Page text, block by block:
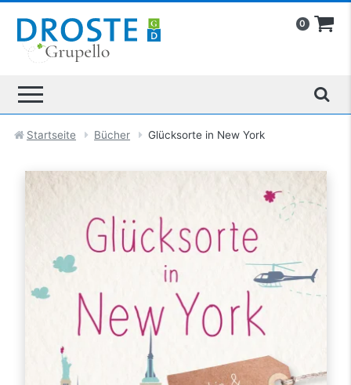
0
Startseite Bücher Glücksorte in New York